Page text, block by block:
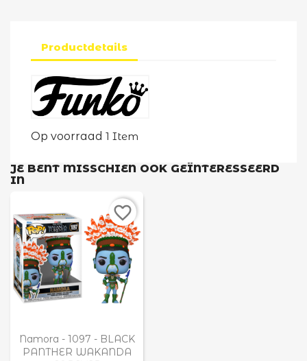
Productdetails
Op voorraad 1 Item
JE BENT MISSCHIEN OOK GEÏNTERESSEERD
IN
Snel bekijken
Namora - 1097 - BLACK
PANTHER WAKANDA
favorite_border
Maak een verlanglijst
Verlanglijst naam
Maak een verlanglijst